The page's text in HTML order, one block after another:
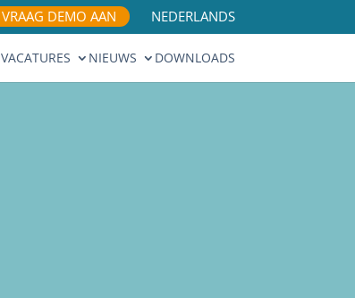
VRAAG DEMO AAN NEDERLANDS
VACATURES NIEUWS DOWNLOADS